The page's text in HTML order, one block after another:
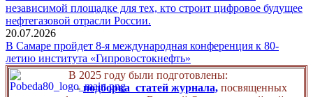
независимой площадке для тех, кто строит цифровое будущее
нефтегазовой отрасли России.
20.07.2026
В Самаре пройдет 8-я международная конференция к 80-
летию института «Гипровостокнефть»
В 2025 году были подготовлены:
- подборка статей журнала, посвященных